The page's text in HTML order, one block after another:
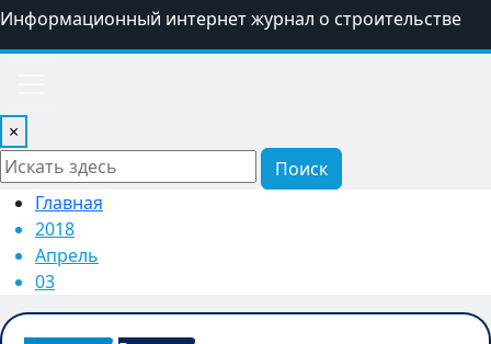
Информационный интернет журнал о строительстве
×
Поиск
Главная
2018
Апрель
03